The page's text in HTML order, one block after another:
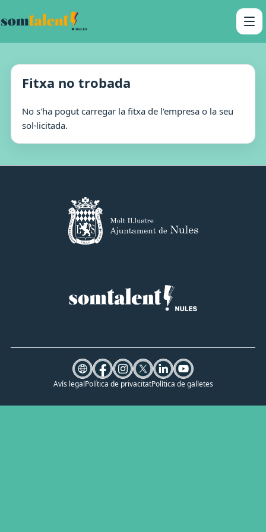
Fitxa no trobada
No s'ha pogut carregar la fitxa de l'empresa o la seu
sol·licitada.
Avís legalPolítica de privacitatPolítica de galletes